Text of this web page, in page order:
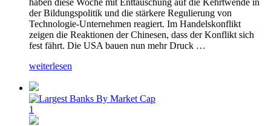
der Bildungspolitik und die stärkere Regulierung von
Technologie-Unternehmen reagiert. Im Handelskonflikt
zeigen die Reaktionen der Chinesen, dass der Konflikt sich
fest fährt. Die USA bauen nun mehr Druck …
weiterlesen